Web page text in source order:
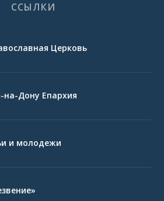
ССЫЛКИ
Церковь
на-Дону Епархия
и молодежи